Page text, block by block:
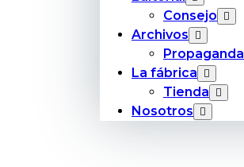
Consejo
Archivos
Propaganda
La fábrica
Tienda
Nosotros